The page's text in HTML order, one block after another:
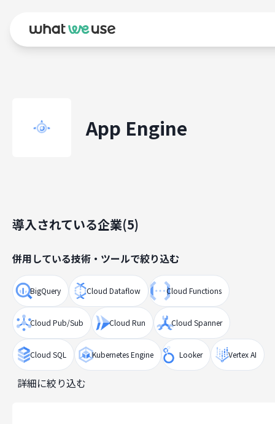
App Engine
導入されている企業(5)
併用している技術・ツールで絞り込む
BigQuery Cloud Dataflow Cloud Functions
Cloud Pub/Sub Cloud Run Cloud Spanner
Cloud SQL Kubernetes Engine Looker Vertex AI
詳細に絞り込む